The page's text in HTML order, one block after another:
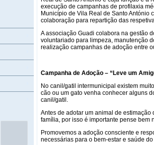
execução de campanhas de profilaxia
Município de Vila Real de Santo António
colaboração para repartição das
A associação Guadi colabora na gestão
voluntariado para limpeza, manutenção
realização campanhas de adoção entre
Campanha de Adoção – “Leve um
No canil/gatil intermunicipal existem
cão ou um gato venha conhecer alguns
canil/gatil.
Antes de adotar um animal de
família, por isso é importante pense bem
Promovemos a adoção consciente e
necessárias para o bem-estar e saúde